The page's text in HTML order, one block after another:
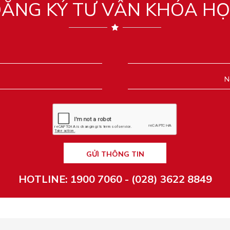
KÝ TƯ VẤN KHÓA
GỬI THÔNG TIN
HOTLINE: 1900 7060 - (028) 3622 8849